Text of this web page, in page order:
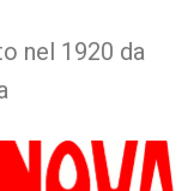
nel 1920 da